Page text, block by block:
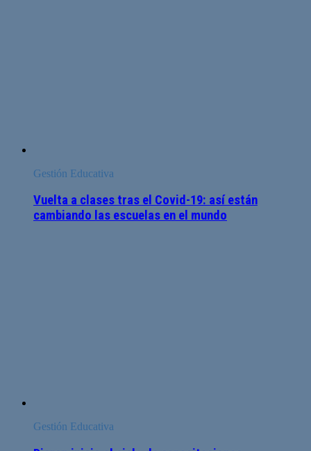
Gestión Educativa
Vuelta a clases tras el Covid-19: así están
cambiando las escuelas en el mundo
Gestión Educativa